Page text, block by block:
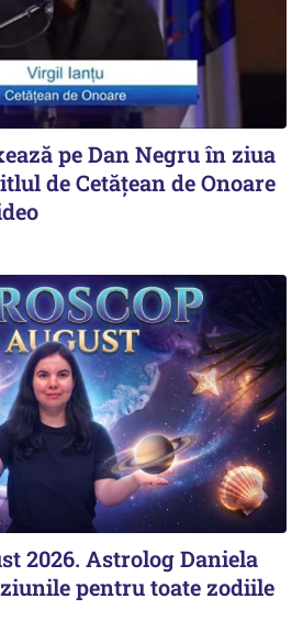
pe Dan Negru în ziua
de Cetățean de Onoare
2026. Astrolog Daniela
pentru toate zodiile